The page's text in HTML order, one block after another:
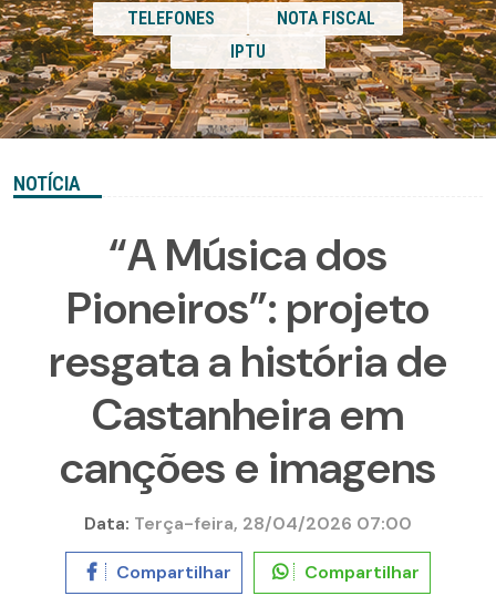
TELEFONES
NOTA FISCAL
IPTU
NOTÍCIA
“A Música dos
Pioneiros”: projeto
resgata a história de
Castanheira em
canções e imagens
Data: Terça-feira, 28/04/2026 07:00
Compartilhar Compartilhar